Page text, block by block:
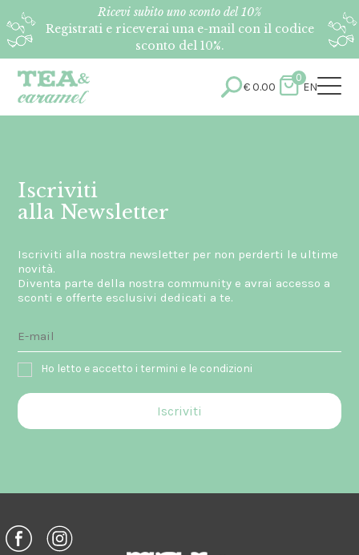
Ricevi subito uno sconto del 10%
Registrati e riceverai una e-mail con il codice
sconto del 10%.
€0.00
0
EN
Iscriviti
alla Newsletter
Iscriviti alla nostra newsletter per non perderti le ultime
novità.
Diventa parte della nostra community e avrai accesso a
sconti e offerte esclusivi dedicati a te.
Ho letto e accetto i termini e le condizioni